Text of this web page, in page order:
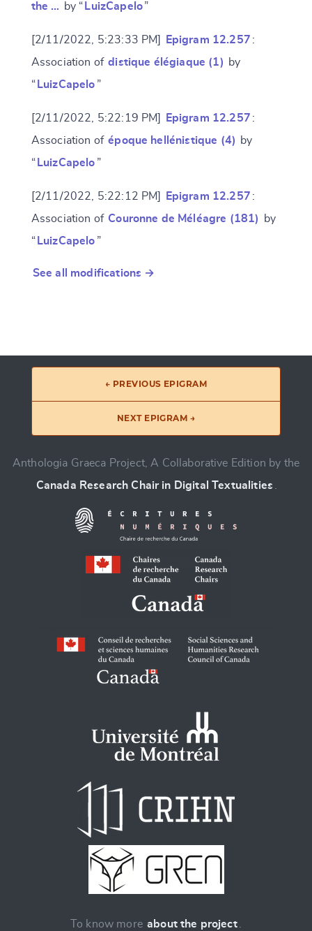
the …
by “ LuizCapelo”
[2/11/2022, 5:23:33 PM] Epigram 12.257 :
Association of distique élégiaque (1)
by
“ LuizCapelo ”
[2/11/2022, 5:22:19 PM] Epigram 12.257 :
Association of époque hellénistique (4)
by
“ LuizCapelo ”
[2/11/2022, 5:22:12 PM] Epigram 12.257 :
Association of Couronne de Méléagre (181)
by
“ LuizCapelo ”
See all modifications →
← PREVIOUS EPIGRAM
NEXT EPIGRAM →
Anthologia Graeca Project, A Collaborative Edition by the
Canada Research Chair in Digital Textualities .
To know more about the project.